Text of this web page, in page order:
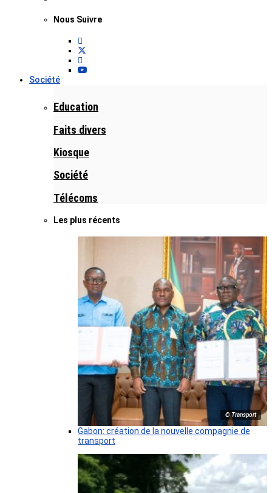
Nous Suivre
Société
Education
Faits divers
Kiosque
Société
Télécoms
Les plus récents
© Transport
Gabon: création de la nouvelle compagnie de
transport